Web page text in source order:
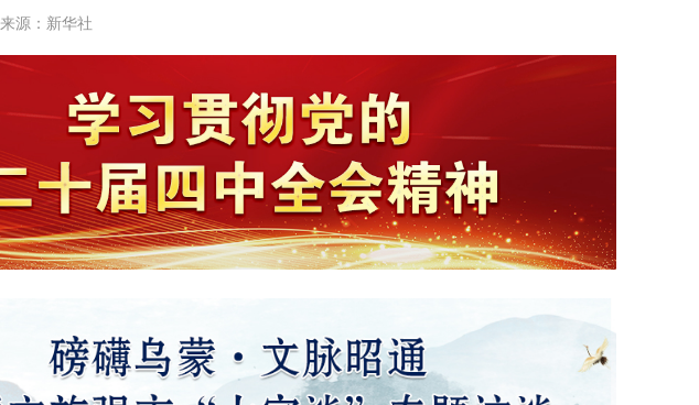
来源：新华社